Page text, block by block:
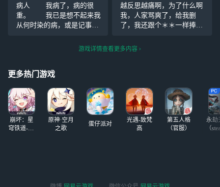
响，但玩着好难受。
病人 我病了，病的很
重。 我已是想不起来我
从何时染的病，或是记事开
了。 病因为何我不得而
与ta的邂逅是在某日下午
越反思越痛啊，为了什么啊
我，人家骂爽了，给我删
了，我还跟个＊＊一样捧着ta
省，真累了……好好爱一个
游戏详情查看更多内容
更多热门游戏
崩坏：星
穹铁道-4.4
原神·空月
之歌
蛋仔派对
光遇-致梵
高
第五人格
（官服）
永劫
（